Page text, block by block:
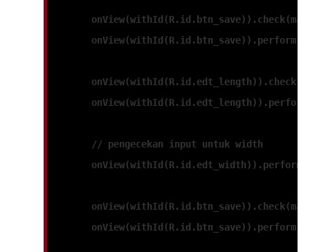
        // pengecekan input untuk width